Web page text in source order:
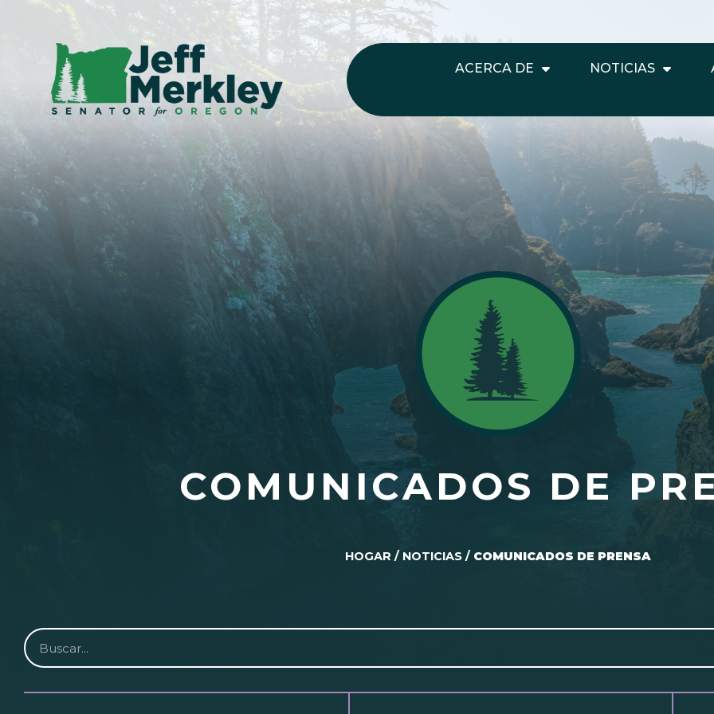
ACERCA DE NOTICIAS
COMUNICADOS DE
HOGAR / NOTICIAS / COMUNICADOS DE PRENSA